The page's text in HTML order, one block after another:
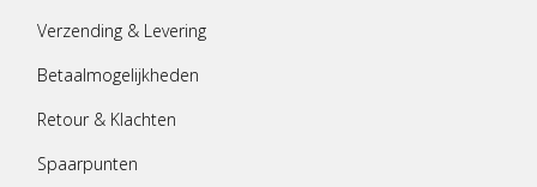
Verzending & Levering
Betaalmogelijkheden
Retour & Klachten
Spaarpunten